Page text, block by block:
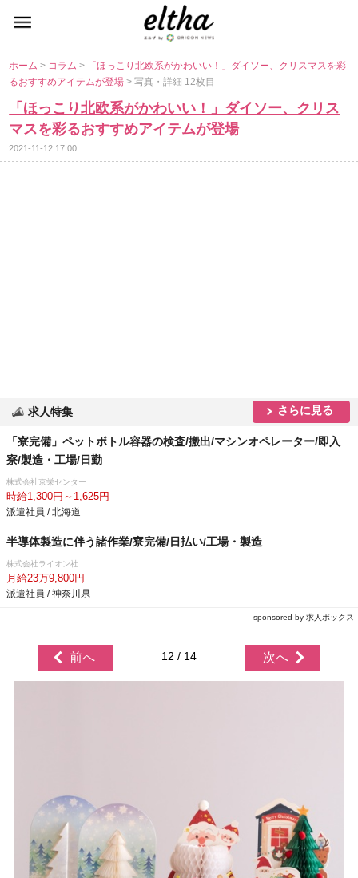
ホーム> コラム>
「ほっこり北欧系がかわいい！」ダイソー、クリスマスを彩
るおすすめアイテムが登場> 写真・詳細 12枚目
「ほっこり北欧系がかわいい！」ダイソー、クリス
マスを彩るおすすめアイテムが登場
2021-11-12 17:00
求人特集 さらに見る
「寮完備」ペットボトル容器の検査/搬出/マシンオペレーター/即入
寮/製造・工場/日勤
株式会社京栄センター
時給1,300円～1,625円
派遣社員 / 北海道
半導体製造に伴う諸作業/寮完備/日払い/工場・製造
株式会社ライオン社
月給23万9,800円
派遣社員 / 神奈川県
sponsored by 求人ボックス
前へ 12 / 14 次へ